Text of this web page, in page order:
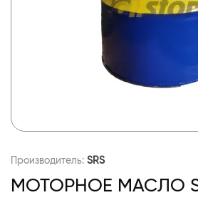
Производитель: SRS
МОТОРНОЕ МАСЛО